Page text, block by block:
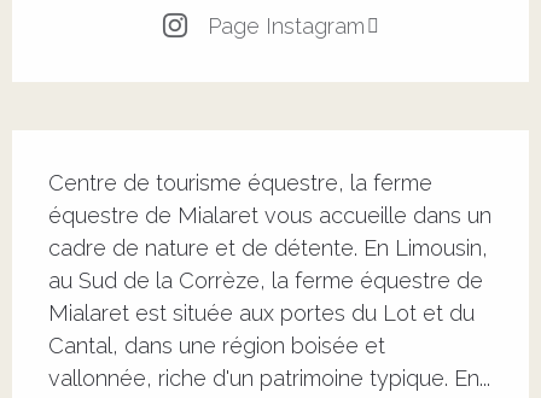
Page Instagram
Centre de tourisme équestre, la ferme
équestre de Mialaret vous accueille dans un
cadre de nature et de détente. En Limousin,
au Sud de la Corrèze, la ferme équestre de
Mialaret est située aux portes du Lot et du
Cantal, dans une région boisée et
vallonnée, riche d'un patrimoine typique. En...